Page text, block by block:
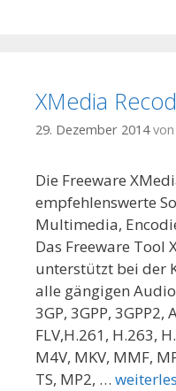
XMedia
29. Dezember 2014 von
Die Freeware
empfehlenswerte
Multimedia,
Das Freeware Tool
unterstützt bei der
alle gängigen
3GP, 3GPP, 3GPP2,
FLV,H.261, H.263,
M4V, MKV, MMF,
TS, MP2, …